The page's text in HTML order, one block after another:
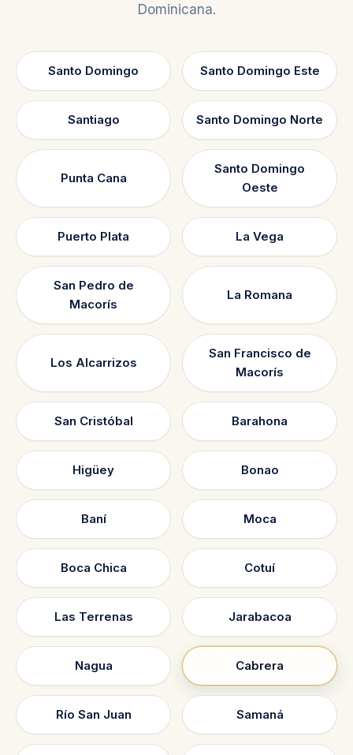
Dominicana.
Santo Domingo Santo Domingo Este
Santiago Santo Domingo Norte
Punta Cana
Santo Domingo
Oeste
Puerto Plata La Vega
San Pedro de
Macorís
La Romana
Los Alcarrizos
San Francisco de
Macorís
San Cristóbal Barahona
Higüey Bonao
Baní Moca
Boca Chica Cotuí
Las Terrenas Jarabacoa
Nagua Cabrera
Río San Juan Samaná